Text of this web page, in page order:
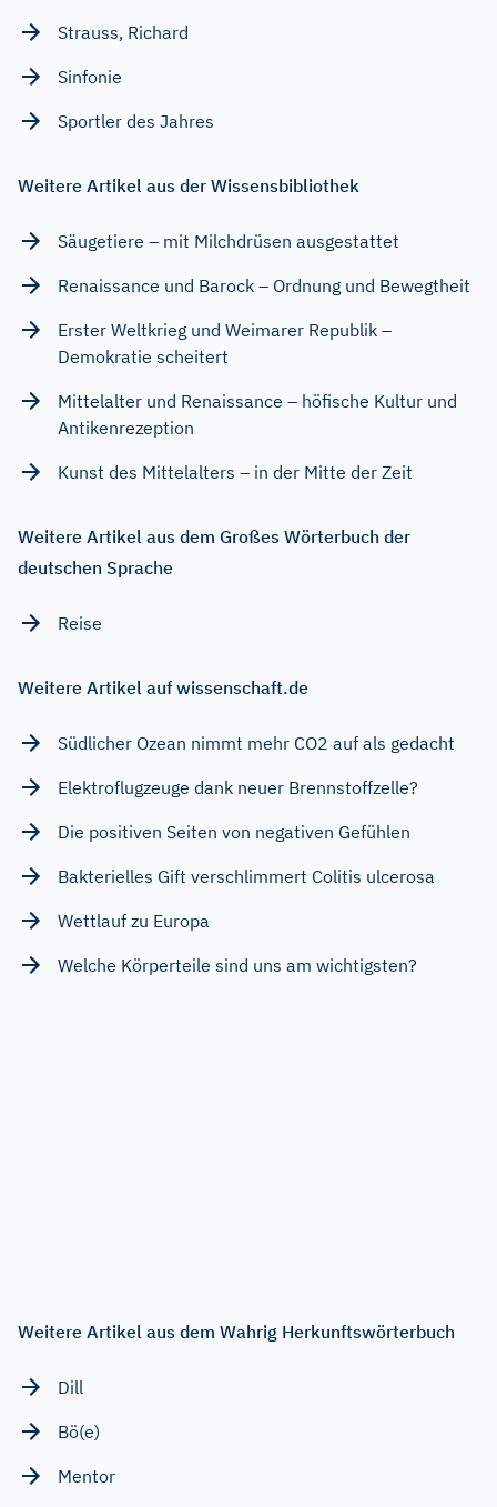
Strauss, Richard
Sinfonie
Sportler des Jahres
Weitere Artikel aus der Wissensbibliothek
Säugetiere – mit Milchdrüsen ausgestattet
Renaissance und Barock – Ordnung und Bewegtheit
Erster Weltkrieg und Weimarer Republik –
Demokratie scheitert
Mittelalter und Renaissance – höfische Kultur und
Antikenrezeption
Kunst des Mittelalters – in der Mitte der Zeit
Weitere Artikel aus dem Großes Wörterbuch der
deutschen Sprache
Reise
Weitere Artikel auf wissenschaft.de
Südlicher Ozean nimmt mehr CO2 auf als gedacht
Elektroflugzeuge dank neuer Brennstoffzelle?
Die positiven Seiten von negativen Gefühlen
Bakterielles Gift verschlimmert Colitis ulcerosa
Wettlauf zu Europa
Welche Körperteile sind uns am wichtigsten?
Weitere Artikel aus dem Wahrig Herkunftswörterbuch
Dill
Bö(e)
Mentor